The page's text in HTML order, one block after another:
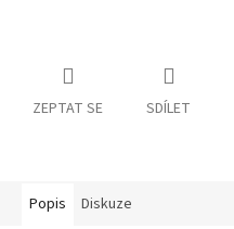
ZEPTAT SE SDÍLET
Popis Diskuze